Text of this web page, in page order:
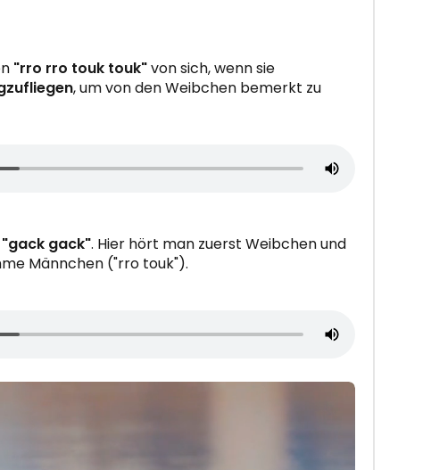
"rro rro touk touk"von sich, wenn sie
, um von den Weibchen bemerkt zu
"gack gack". Hier hört man zuerst Weibchen und
Männchen ("rro touk").